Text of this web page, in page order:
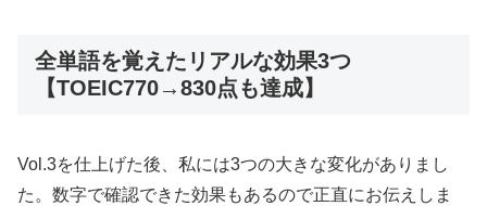
全単語を覚えたリアルな効果3つ
【TOEIC770→830点も達成】
Vol.3を仕上げた後、私には3つの大きな変化がありまし
た。数字で確認できた効果もあるので正直にお伝えしま